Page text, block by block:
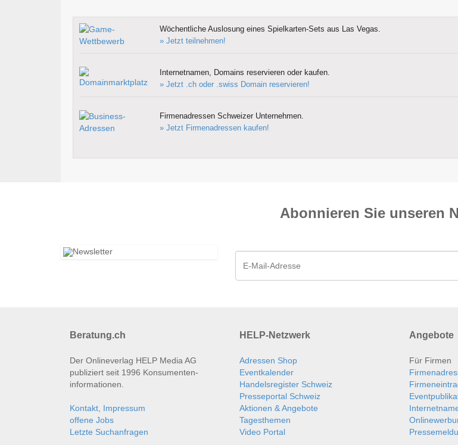
Wöchentliche Auslosung eines Spielkarten-Sets aus Las Vegas.
» Jetzt teilnehmen!
Internetnamen, Domains reservieren oder kaufen.
» Jetzt .ch oder .swiss Domain reservieren!
Firmenadressen Schweizer Unternehmen.
» Jetzt Firmenadressen kaufen!
Abonnieren Sie unseren
Beratung.ch
Der Onlineverlag HELP Media AG
publiziert seit 1996 Konsumenten­
informationen.
Kontakt, Impressum
offene Jobs
Letzte Suchanfragen
HELP-Netzwerk
Adressen Shop
Eventkalender
Handelsregister Schweiz
Presseportal Schweiz
Aktionen & Angebote
Tagesthemen
Video Portal
Angebote
Für Firmen